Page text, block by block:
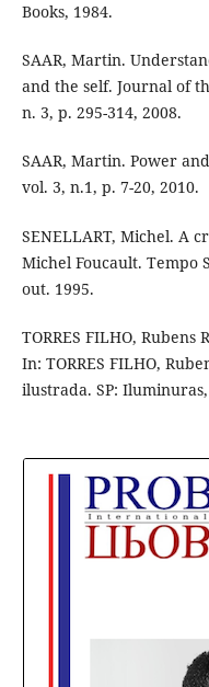
Books, 1984.
SAAR, Martin.
and the self. Journal of
n. 3, p. 295-314, 2008.
SAAR, Martin. Power
vol. 3, n.1, p. 7-20, 2010.
SENELLART, Michel. A
Michel Foucault. Tempo
out. 1995.
TORRES FILHO,
In: TORRES FILHO,
ilustrada. SP: